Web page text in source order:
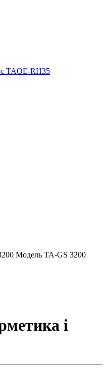
TAOE-RH35
Модель TA-GS 3200
і